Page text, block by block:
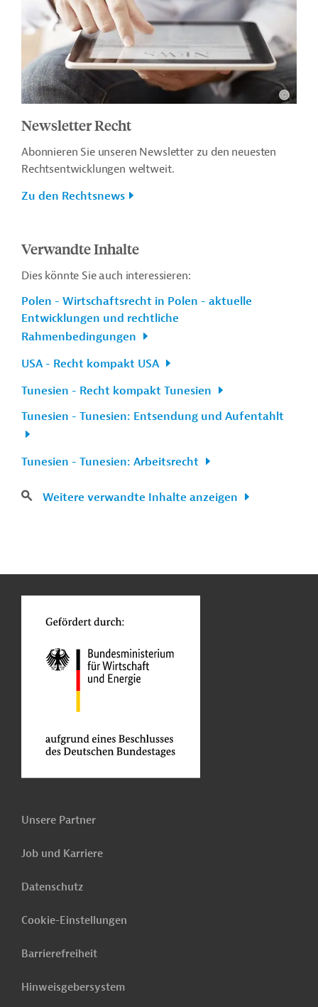
Newsletter Recht
Abonnieren Sie unseren Newsletter zu den neuesten
Rechtsentwicklungen weltweit.
Zu den Rechtsnews
Verwandte Inhalte
Dies könnte Sie auch interessieren:
Polen - Wirtschaftsrecht in Polen - aktuelle
Entwicklungen und rechtliche
Rahmenbedingungen
USA - Recht kompakt USA
Tunesien - Recht kompakt Tunesien
Tunesien - Tunesien: Entsendung und Aufentahlt
Tunesien - Tunesien: Arbeitsrecht
Weitere verwandte Inhalte anzeigen
Unsere Partner
Job und Karriere
Datenschutz
Cookie-Einstellungen
Barrierefreiheit
Hinweisgebersystem